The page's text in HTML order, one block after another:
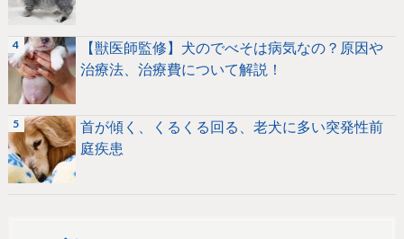
【獣医師監修】犬のでべそは病気なの？原因や
治療法、治療費について解説！
首が傾く、くるくる回る、老犬に多い突発性前
庭疾患